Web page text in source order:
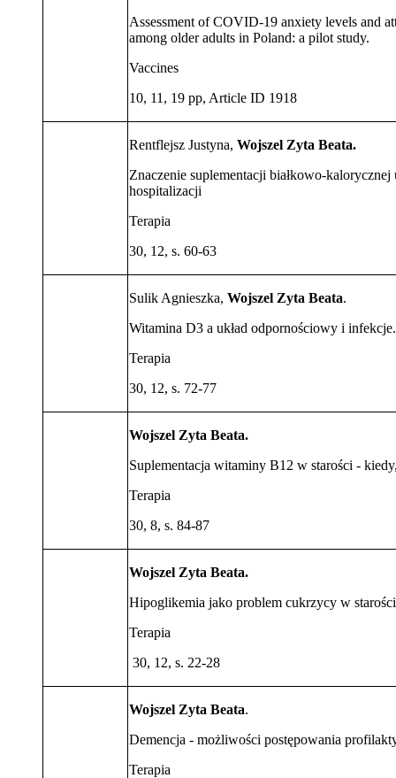
Assessment of COVID-19 anxiety levels and
among older adults in Poland: a pilot study.
Vaccines
10, 11, 19 pp, Article ID 1918
Rentflejsz Justyna, Wojszel Zyta Beata.
Znaczenie suplementacji białkowo-
hospitalizacji
Terapia
30, 12, s. 60-63
Sulik Agnieszka, Wojszel Zyta Beata.
Witamina D3 a układ odpornościowy i infekcje.
Terapia
30, 12, s. 72-77
Wojszel Zyta Beata.
Suplementacja witaminy B12 w starości -
Terapia
30, 8, s. 84-87
Wojszel Zyta Beata.
Hipoglikemia jako problem cukrzycy w
Terapia
30, 12, s. 22-28
Wojszel Zyta Beata.
Demencja - możliwości postępowania
Terapia